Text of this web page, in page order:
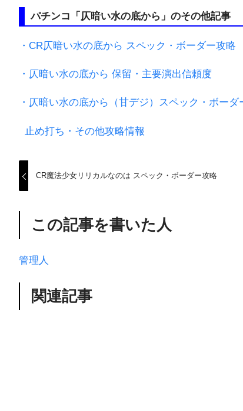
パチンコ「仄暗い水の底から」のその他記事
・CR仄暗い水の底から スペック・ボーダー攻略
・仄暗い水の底から 保留・主要演出信頼度
・仄暗い水の底から（甘デジ）スペック・ボーダ
止め打ち・その他攻略情報
CR魔法少女リリカルなのは スペック・ボーダー攻略
この記事を書いた人
管理人
関連記事